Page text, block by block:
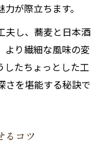
が際立ちます。
夫し、蕎麦と日本酒
より繊細な風味の変
したちょっとした工
さを堪能する秘訣で
るコツ